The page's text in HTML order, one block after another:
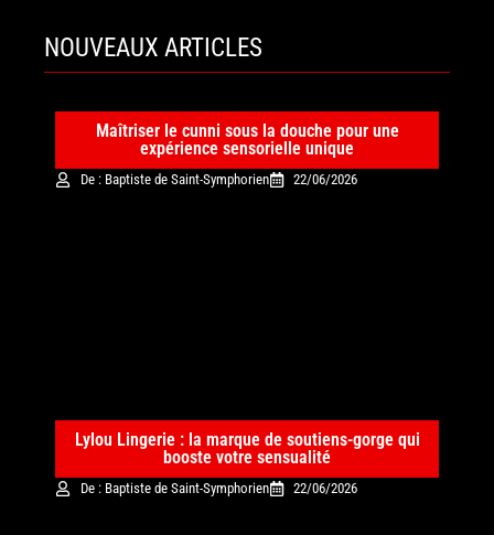
NOUVEAUX ARTICLES
Maîtriser le cunni sous la douche pour une
expérience sensorielle unique
De : Baptiste de Saint-Symphorien 22/06/2026
Lylou Lingerie : la marque de soutiens-gorge qui
booste votre sensualité
De : Baptiste de Saint-Symphorien 22/06/2026